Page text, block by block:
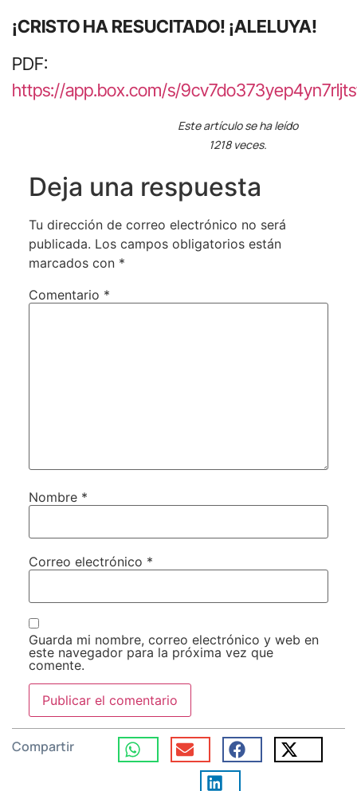
¡CRISTO HA RESUCITADO! ¡ALELUYA!
PDF:
https://app.box.com/s/
Este artículo se ha leído
1218 veces.
Deja una respuesta
Tu dirección de correo electrónico no será
publicada. Los campos obligatorios están
marcados con *
Comentario *
Nombre *
Correo electrónico *
Guarda mi nombre, correo electrónico y web en
este navegador para la próxima vez que
comente.
Compartir